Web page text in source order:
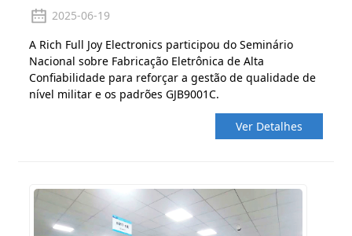
2025-06-19
A Rich Full Joy Electronics participou do Seminário
Nacional sobre Fabricação Eletrônica de Alta
Confiabilidade para reforçar a gestão de qualidade de
nível militar e os padrões GJB9001C.
Ver Detalhes